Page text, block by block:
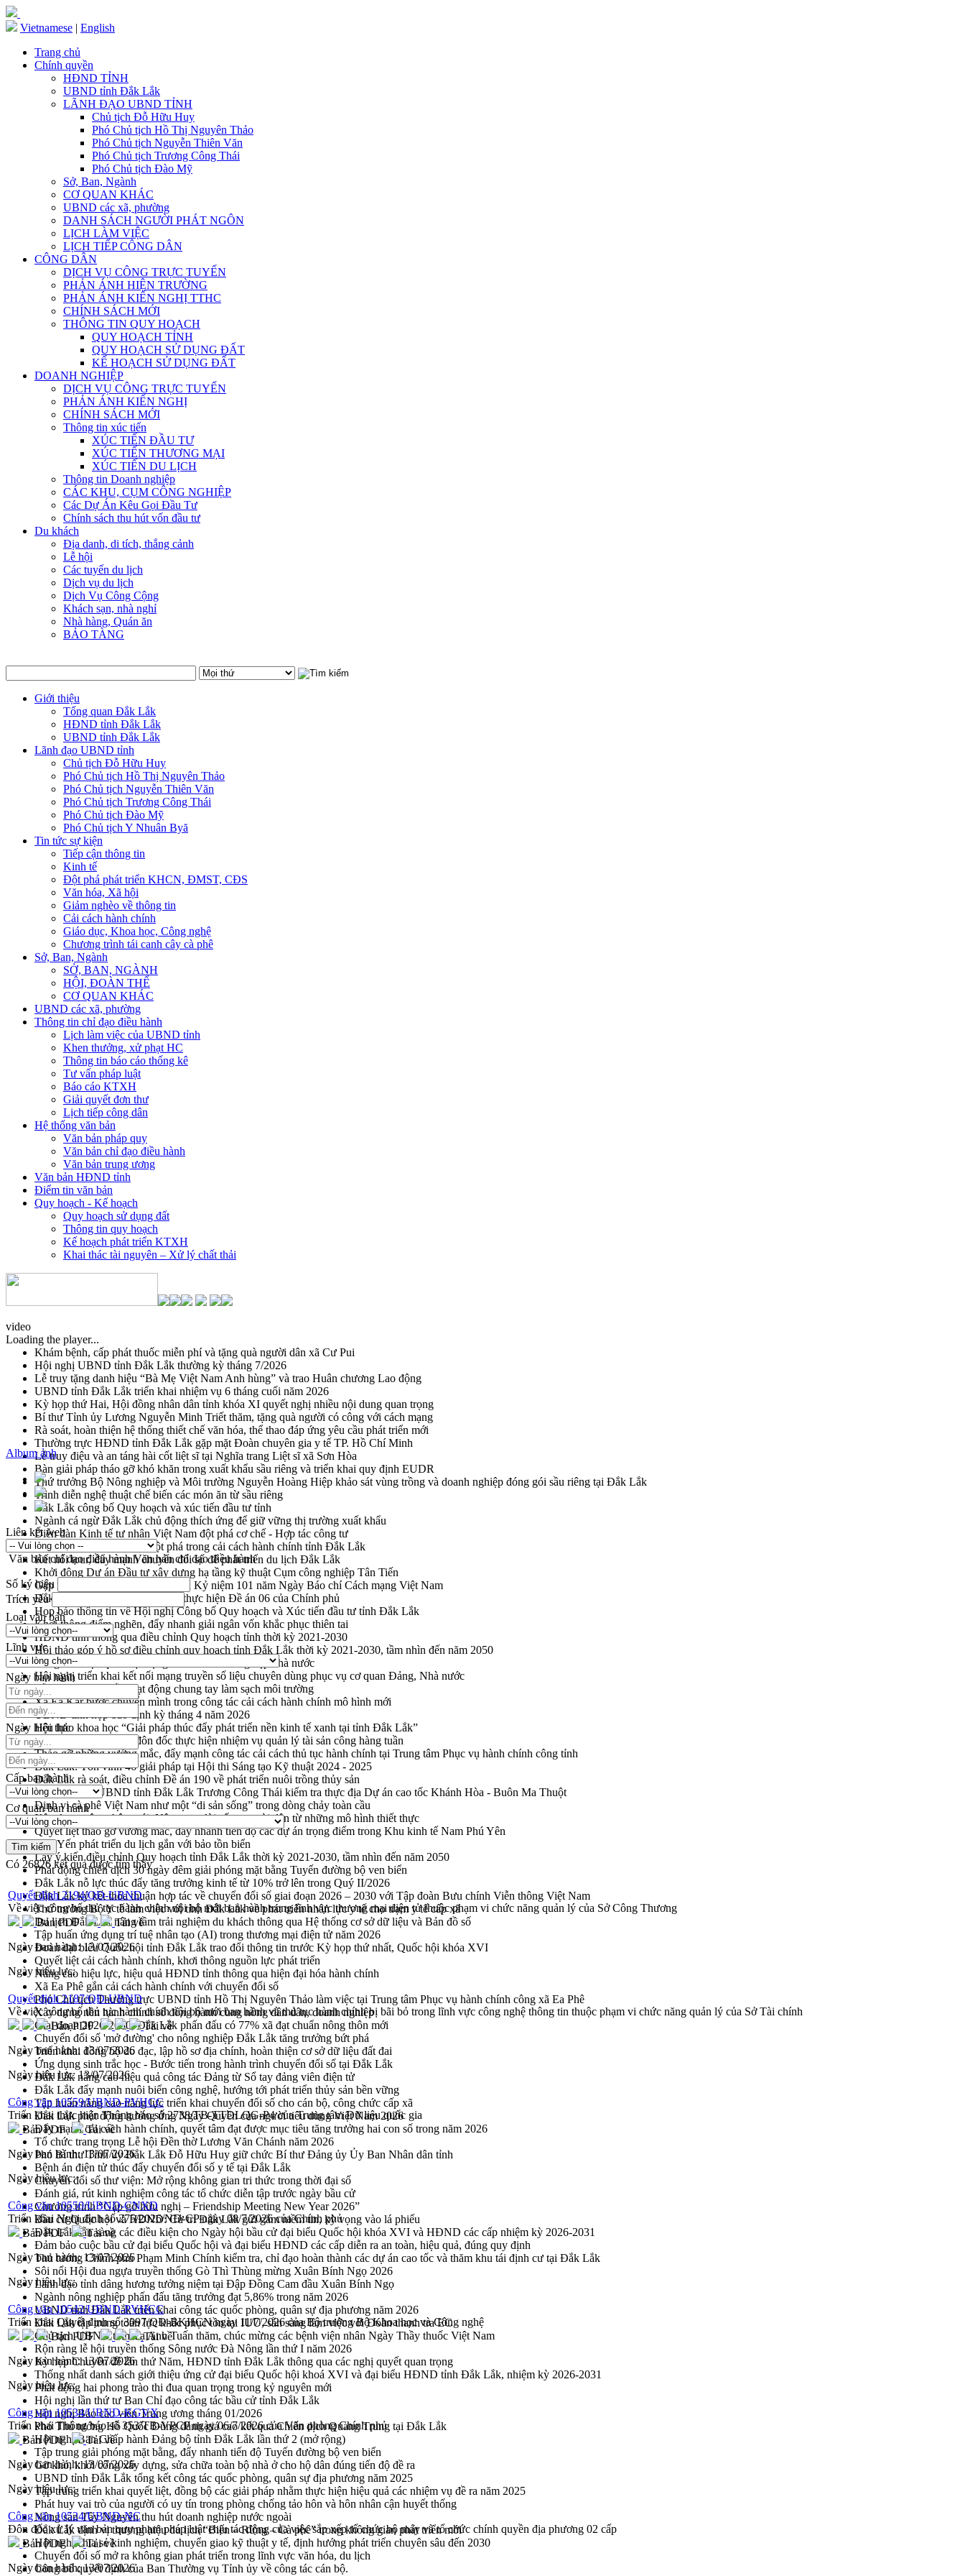
Vietnamese | English
Trang chủ
Chính quyền
HĐND TỈNH
UBND tỉnh Đắk Lắk
LÃNH ĐẠO UBND TỈNH
Chủ tịch Đỗ Hữu Huy
Phó Chủ tịch Hồ Thị Nguyên Thảo
Phó Chủ tịch Nguyễn Thiên Văn
Phó Chủ tịch Trương Công Thái
Phó Chủ tịch Đào Mỹ
Sở, Ban, Ngành
CƠ QUAN KHÁC
UBND các xã, phường
DANH SÁCH NGƯỜI PHÁT NGÔN
LỊCH LÀM VIỆC
LỊCH TIẾP CÔNG DÂN
CÔNG DÂN
DỊCH VỤ CÔNG TRỰC TUYẾN
PHẢN ÁNH HIỆN TRƯỜNG
PHẢN ÁNH KIẾN NGHỊ TTHC
CHÍNH SÁCH MỚI
THÔNG TIN QUY HOẠCH
QUY HOẠCH TỈNH
QUY HOẠCH SỬ DỤNG ĐẤT
KẾ HOẠCH SỬ DỤNG ĐẤT
DOANH NGHIỆP
DỊCH VỤ CÔNG TRỰC TUYẾN
PHẢN ÁNH KIẾN NGHỊ
CHÍNH SÁCH MỚI
Thông tin xúc tiến
XÚC TIẾN ĐẦU TƯ
XÚC TIẾN THƯƠNG MẠI
XÚC TIẾN DU LỊCH
Thông tin Doanh nghiệp
CÁC KHU, CỤM CÔNG NGHIỆP
Các Dự Án Kêu Gọi Đầu Tư
Chính sách thu hút vốn đầu tư
Du khách
Địa danh, di tích, thắng cảnh
Lễ hội
Các tuyến du lịch
Dịch vụ du lịch
Dịch Vụ Công Cộng
Khách sạn, nhà nghỉ
Nhà hàng, Quán ăn
BẢO TÀNG
Giới thiệu
Tổng quan Đắk Lắk
HĐND tỉnh Đắk Lắk
UBND tỉnh Đắk Lắk
Lãnh đạo UBND tỉnh
Chủ tịch Đỗ Hữu Huy
Phó Chủ tịch Hồ Thị Nguyên Thảo
Phó Chủ tịch Nguyễn Thiên Văn
Phó Chủ tịch Trương Công Thái
Phó Chủ tịch Đào Mỹ
Phó Chủ tịch Y Nhuân Byă
Tin tức sự kiện
Tiếp cận thông tin
Kinh tế
Đột phá phát triển KHCN, ĐMST, CĐS
Văn hóa, Xã hội
Giảm nghèo về thông tin
Cải cách hành chính
Giáo dục, Khoa học, Công nghệ
Chương trình tái canh cây cà phê
Sở, Ban, Ngành
SỞ, BAN, NGÀNH
HỘI, ĐOÀN THỂ
CƠ QUAN KHÁC
UBND các xã, phường
Thông tin chỉ đạo điều hành
Lịch làm việc của UBND tỉnh
Khen thưởng, xử phạt HC
Thông tin báo cáo thống kê
Tư vấn pháp luật
Báo cáo KTXH
Giải quyết đơn thư
Lịch tiếp công dân
Hệ thống văn bản
Văn bản pháp quy
Văn bản chỉ đạo điều hành
Văn bản trung ương
Văn bản HĐND tỉnh
Điểm tin văn bản
Quy hoạch - Kế hoạch
Quy hoạch sử dụng đất
Thông tin quy hoạch
Kế hoạch phát triển KTXH
Khai thác tài nguyên – Xử lý chất thải
video
Loading the player...
Khám bệnh, cấp phát thuốc miễn phí và tặng quà người dân xã Cư Pui
Hội nghị UBND tỉnh Đắk Lắk thường kỳ tháng 7/2026
Lễ truy tặng danh hiệu “Bà Mẹ Việt Nam Anh hùng” và trao Huân chương Lao động
UBND tỉnh Đắk Lắk triển khai nhiệm vụ 6 tháng cuối năm 2026
Kỳ họp thứ Hai, Hội đồng nhân dân tỉnh khóa XI quyết nghị nhiều nội dung quan trọng
Bí thư Tỉnh ủy Lương Nguyễn Minh Triết thăm, tặng quà người có công với cách mạng
Rà soát, hoàn thiện hệ thống thiết chế văn hóa, thể thao đáp ứng yêu cầu phát triển mới
Thường trực HĐND tỉnh Đắk Lắk gặp mặt Đoàn chuyên gia y tế TP. Hồ Chí Minh
Lễ truy điệu và an táng hài cốt liệt sĩ tại Nghĩa trang Liệt sĩ xã Sơn Hòa
Bàn giải pháp tháo gỡ khó khăn trong xuất khẩu sầu riêng và triển khai quy định EUDR
Thứ trưởng Bộ Nông nghiệp và Môi trường Nguyễn Hoàng Hiệp khảo sát vùng trồng và doanh nghiệp đóng gói sầu riêng tại Đắk Lắk
Trình diễn nghệ thuật chế biến các món ăn từ sầu riêng
Đắk Lắk công bố Quy hoạch và xúc tiến đầu tư tỉnh
Ngành cá ngừ Đắk Lắk chủ động thích ứng để giữ vững thị trường xuất khẩu
Diễn đàn Kinh tế tư nhân Việt Nam đột phá cơ chế - Hợp tác công tư
Đề án 06 tạo bước ngoặt đột phá trong cải cách hành chính tỉnh Đắk Lắk
Kết nối tour, đẩy mạnh chuyển đổi số để phát triển du lịch Đắk Lắk
Khởi động Dự án Đầu tư xây dựng hạ tầng kỹ thuật Cụm công nghiệp Tân Tiến
Gặp mặt các cơ quan báo chí nhân Kỷ niệm 101 năm Ngày Báo chí Cách mạng Việt Nam
Đắk Lắk sơ kết 4 năm triển khai thực hiện Đề án 06 của Chính phủ
Họp báo thông tin về Hội nghị Công bố Quy hoạch và Xúc tiến đầu tư tỉnh Đắk Lắk
Khơi thông điểm nghẽn, đẩy nhanh giải ngân vốn khắc phục thiên tai
HĐND tỉnh thông qua điều chỉnh Quy hoạch tỉnh thời kỳ 2021-2030
Hội thảo góp ý hồ sơ điều chỉnh quy hoạch tỉnh Đắk Lắk thời kỳ 2021-2030, tầm nhìn đến năm 2050
Nâng cao hiệu quả hoạt động của các doanh nghiệp nhà nước
Hội nghị triển khai kết nối mạng truyền số liệu chuyên dùng phục vụ cơ quan Đảng, Nhà nước
Lễ phát động chuỗi hoạt động chung tay làm sạch môi trường
Xã Ea Kar bước chuyển mình trong công tác cải cách hành chính mô hình mới
UBND tỉnh họp báo định kỳ tháng 4 năm 2026
Hội thảo khoa học “Giải pháp thúc đẩy phát triển nền kinh tế xanh tại tỉnh Đắk Lắk”
Tăng cường giám sát, đôn đốc thực hiện nhiệm vụ quản lý tài sản công hàng tuần
Tháo gỡ những vướng mắc, đẩy mạnh công tác cải cách thủ tục hành chính tại Trung tâm Phục vụ hành chính công tỉnh
Đắk Lắk: Tôn vinh 46 giải pháp tại Hội thi Sáng tạo Kỹ thuật 2024 - 2025
Đắk Lắk rà soát, điều chỉnh Đề án 190 về phát triển nuôi trồng thủy sản
Phó Chủ tịch UBND tỉnh Đắk Lắk Trương Công Thái kiểm tra thực địa Dự án cao tốc Khánh Hòa - Buôn Ma Thuột
Định vị cà phê Việt Nam như một “di sản sống” trong dòng chảy toàn cầu
Xây dựng nông thôn mới: Nâng cao đời sống người dân từ những mô hình thiết thực
Quyết liệt tháo gỡ vướng mắc, đẩy nhanh tiến độ các dự án trọng điểm trong Khu kinh tế Nam Phú Yên
Hòn Yến phát triển du lịch gắn với bảo tồn biển
Lấy ý kiến điều chỉnh Quy hoạch tỉnh Đắk Lắk thời kỳ 2021-2030, tầm nhìn đến năm 2050
Phát động chiến dịch 30 ngày đêm giải phóng mặt bằng Tuyến đường bộ ven biển
Đắk Lắk nỗ lực thúc đẩy tăng trưởng kinh tế từ 10% trở lên trong Quý II/2026
Đắk Lắk ký kết thỏa thuận hợp tác về chuyển đổi số giai đoạn 2026 – 2030 với Tập đoàn Bưu chính Viễn thông Việt Nam
Thứ trưởng Bộ Y tế làm việc với tỉnh Đắk Lắk về phát triển nhân lực y tế cho trạm y tế cấp xã
Du lịch Đắk Lắk nâng tầm trải nghiệm du khách thông qua Hệ thống cơ sở dữ liệu và Bản đồ số
Tập huấn ứng dụng trí tuệ nhân tạo (AI) trong thương mại điện tử năm 2026
Đoàn đại biểu Quốc hội tỉnh Đắk Lắk trao đổi thông tin trước Kỳ họp thứ nhất, Quốc hội khóa XVI
Quyết liệt cải cách hành chính, khơi thông nguồn lực phát triển
Nâng cao hiệu lực, hiệu quả HĐND tỉnh thông qua hiện đại hóa hành chính
Xã Ea Phê gắn cải cách hành chính với chuyển đổi số
Phó Chủ tịch Thường trực UBND tỉnh Hồ Thị Nguyên Thảo làm việc tại Trung tâm Phục vụ hành chính công xã Ea Phê
Xây dựng nền hành chính số đồng hành cùng nông dân dân, doanh nghiệp
Giai đoạn 2026-2030, Đắk Lắk phấn đấu có 77% xã đạt chuẩn nông thôn mới
Chuyển đổi số 'mở đường' cho nông nghiệp Đắk Lắk tăng trưởng bứt phá
Triển khai đồng bộ đo đạc, lập hồ sơ địa chính, hoàn thiện cơ sở dữ liệu đất đai
Ứng dụng sinh trắc học - Bước tiến trong hành trình chuyển đổi số tại Đắk Lắk
Đắk Lắk nâng cao hiệu quả công tác Đảng từ Sổ tay đảng viên điện tử
Đắk Lắk đẩy mạnh nuôi biển công nghệ, hướng tới phát triển thủy sản bền vững
Tập huấn nâng cao năng lực triển khai chuyển đổi số cho cán bộ, công chức cấp xã
Đắk Lắk phát động hưởng ứng Ngày Quyền của người tiêu dùng Việt Nam 2026
Đẩy mạnh cải cách hành chính, quyết tâm đạt được mục tiêu tăng trưởng hai con số trong năm 2026
Tổ chức trang trọng Lễ hội Đền thờ Lương Văn Chánh năm 2026
Phó Bí thư Tỉnh ủy Đắk Lắk Đỗ Hữu Huy giữ chức Bí thư Đảng ủy Ủy Ban Nhân dân tỉnh
Bệnh án điện tử thúc đẩy chuyển đổi số y tế tại Đắk Lắk
Chuyển đổi số thư viện: Mở rộng không gian tri thức trong thời đại số
Đánh giá, rút kinh nghiệm công tác tổ chức diễn tập trước ngày bầu cử
Chương trình “Gặp gỡ hữu nghị – Friendship Meeting New Year 2026”
Bầu cử Quốc hội và HĐND: Cử tri Đắk Lắk gửi gắm niềm tin, kỳ vọng vào lá phiếu
Đắk Lắk sẵn sàng các điều kiện cho Ngày hội bầu cử đại biểu Quốc hội khóa XVI và HĐND các cấp nhiệm kỳ 2026-2031
Đảm bảo cuộc bầu cử đại biểu Quốc hội và đại biểu HĐND các cấp diễn ra an toàn, hiệu quả, đúng quy định
Thủ tướng Chính phủ Phạm Minh Chính kiểm tra, chỉ đạo hoàn thành các dự án cao tốc và thăm khu tái định cư tại Đắk Lắk
Sôi nổi Hội đua ngựa truyền thống Gò Thì Thùng mừng Xuân Bính Ngọ 2026
Lãnh đạo tỉnh dâng hương tưởng niệm tại Đập Đồng Cam đầu Xuân Bính Ngọ
Ngành nông nghiệp phấn đấu tăng trưởng đạt 5,86% trong năm 2026
UBND tỉnh Đắk Lắk triển khai công tác quốc phòng, quân sự địa phương năm 2026
Đắk Lắk tập trung toàn lực khắc phục tồn tại IUU, sẵn sàng làm việc với Đoàn thanh tra EC
Chủ tịch UBND tỉnh Tạ Anh Tuấn thăm, chúc mừng các bệnh viện nhân Ngày Thầy thuốc Việt Nam
Rộn ràng lễ hội truyền thống Sông nước Đà Nông lần thứ I năm 2026
Kỳ họp Chuyên đề lần thứ Năm, HĐND tỉnh Đắk Lắk thông qua các nghị quyết quan trọng
Thống nhất danh sách giới thiệu ứng cử đại biểu Quốc hội khoá XVI và đại biểu HĐND tỉnh Đắk Lắk, nhiệm kỳ 2026-2031
Phát động hai phong trào thi đua quan trọng trong kỷ nguyên mới
Hội nghị lần thứ tư Ban Chỉ đạo công tác bầu cử tỉnh Đắk Lắk
Hội nghị Báo cáo viên Trung ương tháng 01/2026
Phó Thủ tướng Hồ Quốc Dũng đánh giá cao kết quả Chiến dịch Quang Trung tại Đắk Lắk
Hội nghị Ban Chấp hành Đảng bộ tỉnh Đắk Lắk lần thứ 2 (mở rộng)
Tập trung giải phóng mặt bằng, đẩy nhanh tiến độ Tuyến đường bộ ven biển
Gỡ khó, khởi công xây dựng, sửa chữa toàn bộ nhà ở cho hộ dân đúng tiến độ đề ra
UBND tỉnh Đắk Lắk tổng kết công tác quốc phòng, quân sự địa phương năm 2025
Tập trung triển khai quyết liệt, đồng bộ các giải pháp nhằm thực hiện hiệu quả các nhiệm vụ đề ra năm 2025
Phát huy vai trò của người có uy tín trong phòng chống tảo hôn và hôn nhân cận huyết thống
Nông sản Tây Nguyên thu hút doanh nghiệp nước ngoài
Đắk Lắk định vị thương hiệu du lịch “Biển – Rừng – Cà phê” trong không gian phát triển mới
Hội nghị chia sẻ kinh nghiệm, chuyển giao kỹ thuật y tế, định hướng phát triển chuyên sâu đến 2030
Chuyển đổi số mở ra không gian phát triển trong lĩnh vực văn hóa, du lịch
Công bố quyết định của Ban Thường vụ Tỉnh ủy về công tác cán bộ.
Album ảnh
Liên kết web
Văn bản chỉ đạo điều hành Văn bản chỉ đạo điều hành
Số ký hiệu
Trích yếu
Loại văn bản
Lĩnh vực
Ngày ban hành
Ngày hiệu lực
Cấp ban hành
Cơ quan ban hành
Có 26826kết quả được tìm thấy
Quyết định 2194/QĐ-UBND
Về việc công bố thủ tục hành chính nội bộ mới ban hành trong lĩnh vực thương mại điện tử thuộc phạm vi chức năng quản lý của Sở Công Thương
Bản PDF
Tải về
Ngày ban hành:13/07/2026
Ngày hiệu lực:
Quyết định 2187/QĐ-UBND
Về việc công bố thủ tục hành chính nội bộ mới ban hành và thủ tục hành chính bị bãi bỏ trong lĩnh vực công nghệ thông tin thuộc phạm vi chức năng quản lý của Sở Tài chính
Bản PDF
Tải về
Ngày ban hành: 13/07/2026
Ngày hiệu lực: 13/07/2026
Công văn 10559/UBND-PVHCC
Triển khai thực hiện Thông báo số 2738/TB-TTDLQG-P4 của Trung tâm Dữ liệu quốc gia
Bản PDF
Tải về
Ngày ban hành:13/07/2026
Ngày hiệu lực:
Công văn 10550/UBND-CNXD
Triển khai Nghị định số 275/2026/NĐ-CP ngày 08/7/2026 của Chính phủ
Bản PDF
Tải về
Ngày ban hành:13/07/2026
Ngày hiệu lực:
Công văn 10542/UBND-PVHCC
Triển khai Quyết định số 3097/QĐ-BKHCN ngày 11/7/2026 của Bộ trưởng Bộ Khoa học và Công nghệ
Bản PDF
Tải về
Ngày ban hành:13/07/2026
Ngày hiệu lực:
Công văn 10534/UBND-KGVX
Triển khai Thông báo số 353/TB-VPCP ngày 06/7/2026 của Văn phòng Chính phủ
Bản PDF
Tải về
Ngày ban hành:13/07/2026
Ngày hiệu lực:
Công văn 10524/UBND-NC
Đôn đốc xử lý văn bản quy phạm pháp luật chịu tác động của việc sắp xếp tổ chức bộ máy và tổ chức chính quyền địa phương 02 cấp
Bản PDF
Tải về
Ngày ban hành:13/07/2026